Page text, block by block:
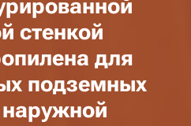
стенкой
для
подземных